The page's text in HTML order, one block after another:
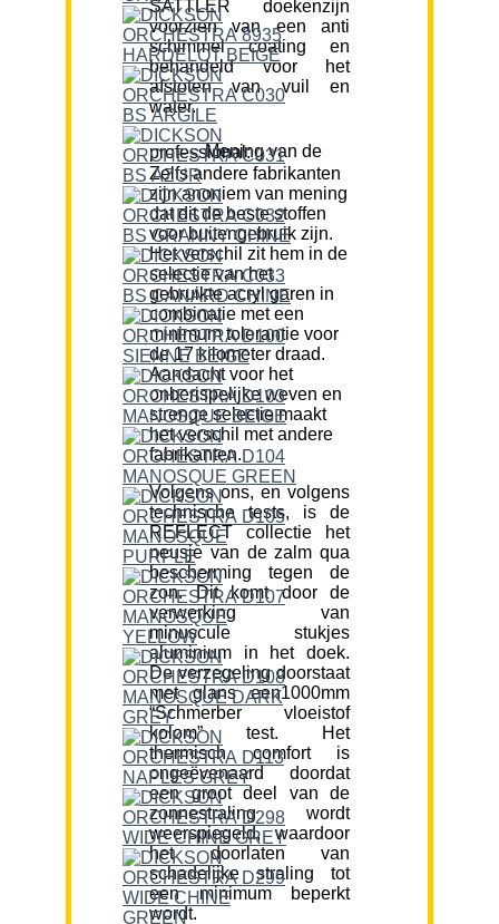
SATTLER doekenzijn
voorzien van een anti
schimmel coating en
behandeld voor het
afstoten van vuil en
water.
Mening van de professional:
Zelfs andere fabrikanten
zijn anoniem van mening
dat dit de beste stoffen
voor buitengebruik zijn.
Het verschil zit hem in de
selectie van het
gebruikte acryl garen in
combinatie met een
minimum tolerantie voor
de 17 kilometer draad.
Aandacht voor het
onberispelijke weven en
strenge selectie maakt
het verschil met andere
fabrikanten.
Volgens ons, en volgens
technische tests, is de
REFLECT collectie het
neusje van de zalm qua
bescherming tegen de
zon. Dit komt door de
verwerking van
minuscule stukjes
aluminium in het doek.
De verzegeling doorstaat
met glans een1000mm
“Schmerber vloeistof
kolom” test. Het
thermisch comfort is
ongeëvenaard doordat
een groot deel van de
zonnestraling wordt
weerspiegeld, waardoor
het doorlaten van
schadelijke straling tot
een minimum beperkt
wordt.